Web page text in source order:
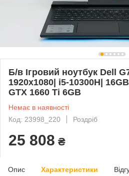
Б/в Ігровий ноутбук Dell
1920x1080| i5-10300H|
GTX 1660 Ti 6GB
Немає в наявності
Код: 23998_220
Роздріб
25 808 ₴
Опис Характеристики